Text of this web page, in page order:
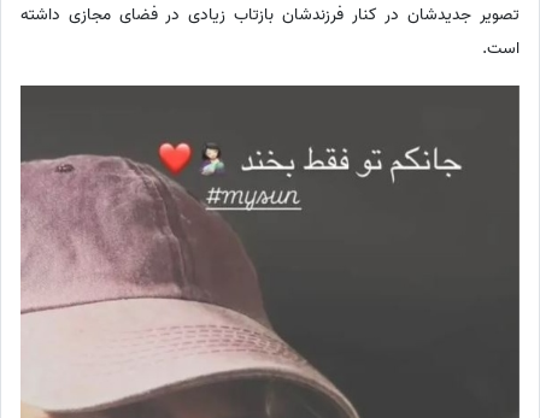
تصویر جدیدشان در کنار فرزندشان بازتاب زیادی در فضای مجازی داشته
است.